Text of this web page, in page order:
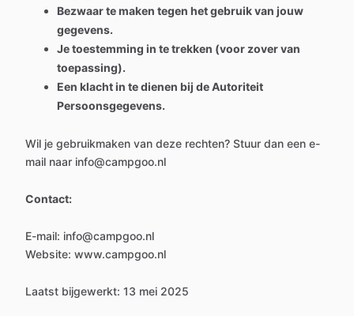
Bezwaar te maken tegen het gebruik van jouw
gegevens.
Je toestemming in te trekken (voor zover van
toepassing).
Een klacht in te dienen bij de Autoriteit
Persoonsgegevens.
Wil je gebruikmaken van deze rechten? Stuur dan een e-
mail naar info@campgoo.nl
Contact:
E-mail: info@campgoo.nl
Website: www.campgoo.nl
Laatst bijgewerkt: 13 mei 2025